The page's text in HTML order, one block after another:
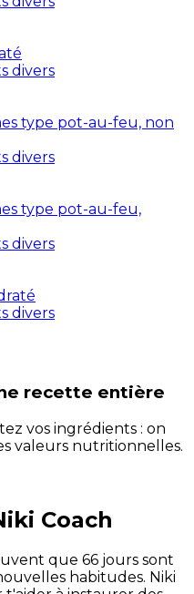
divers
type pot-au-feu, non
divers
type pot-au-feu,
divers
divers
recette entière
vos ingrédients : on
valeurs nutritionnelles.
Coach
que 66 jours sont
habitudes. Niki